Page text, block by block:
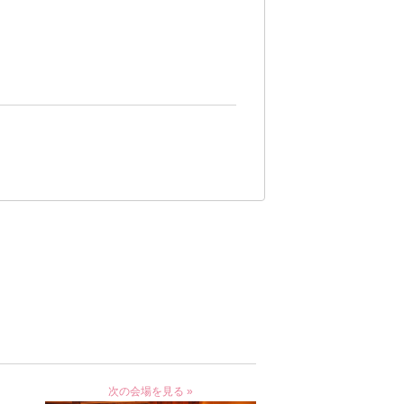
次の会場を見る »